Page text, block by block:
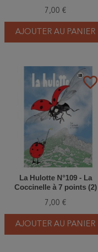
7,00 €
AJOUTER AU PANIER
favorite_border
La Hulotte N°109 - La
Coccinelle à 7 points (2)
7,00 €
AJOUTER AU PANIER